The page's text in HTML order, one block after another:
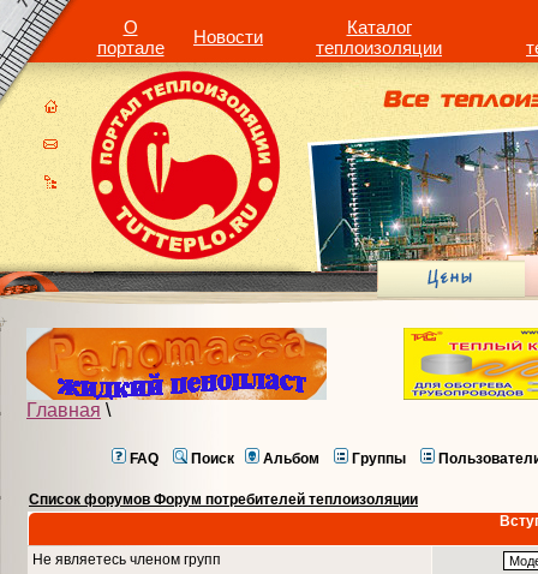
О
портале
Новости
Каталог
теплоизоляции
Главная \
FAQ Поиск Альбом Группы
Список форумов Форум потребителей теплоизоляции
Не являетесь членом групп